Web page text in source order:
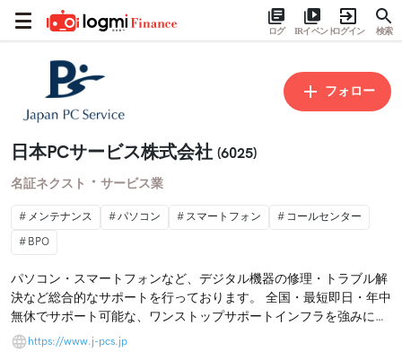
ログ IRイベントログイン 検索
フォロー
日本PCサービス株式会社 (6025)
名証ネクスト ・ サービス業
メンテナンス パソコン スマートフォン
コールセンター
BPO
パソコン・スマートフォンなど、デジタル機器の修理・トラブル解
決など総合的なサポートを行っております。 全国・最短即日・年中
無休でサポート可能な、ワンストップサポートインフラを強みに、
「デジホ」という新たなサービス文化の醸成を目指しています。
https://www.j-pcs.jp